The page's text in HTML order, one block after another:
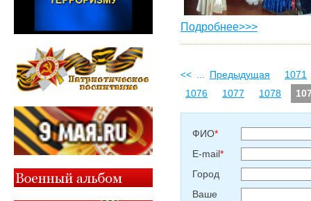
Подробнее>>>
<< Предыдущая
1071
1076
1077 1078
ФИО*
E-mail*
Город
Ваше